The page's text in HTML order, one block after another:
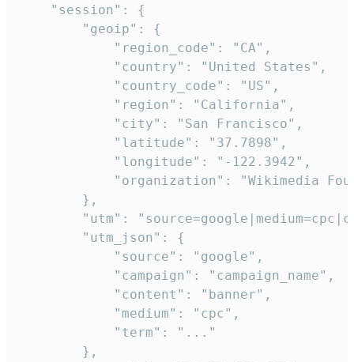
    "session": {
        "geoip": {
            "region_code": "CA",
            "country": "United States",
            "country_code": "US",
            "region": "California",
            "city": "San Francisco",
            "latitude": "37.7898",
            "longitude": "-122.3942",
"organization": "Wikimedia
        },
"utm":
        "utm_json": {
            "source": "google",
            "campaign": "campaign_name",
            "content": "banner",
            "medium": "cpc",
            "term": "..."
        },